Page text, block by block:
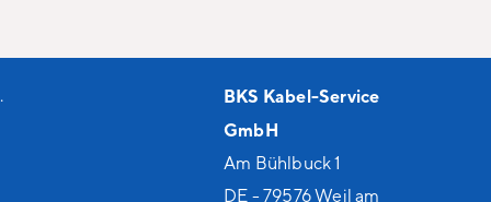
.
BKS Kabel-Service
GmbH
Am Bühlbuck 1
DE - 79576 Weil am